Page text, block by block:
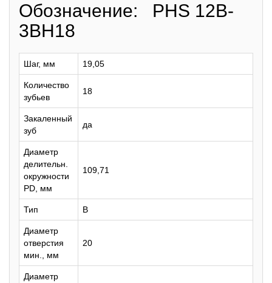
Обозначение: PHS 12B-
3BH18
Шаг, мм 19,05
Количество
зубьев
18
Закаленный
зуб
да
Диаметр
делительн.
окружности
PD, мм
109,71
Тип B
Диаметр
отверстия
мин., мм
20
Диаметр